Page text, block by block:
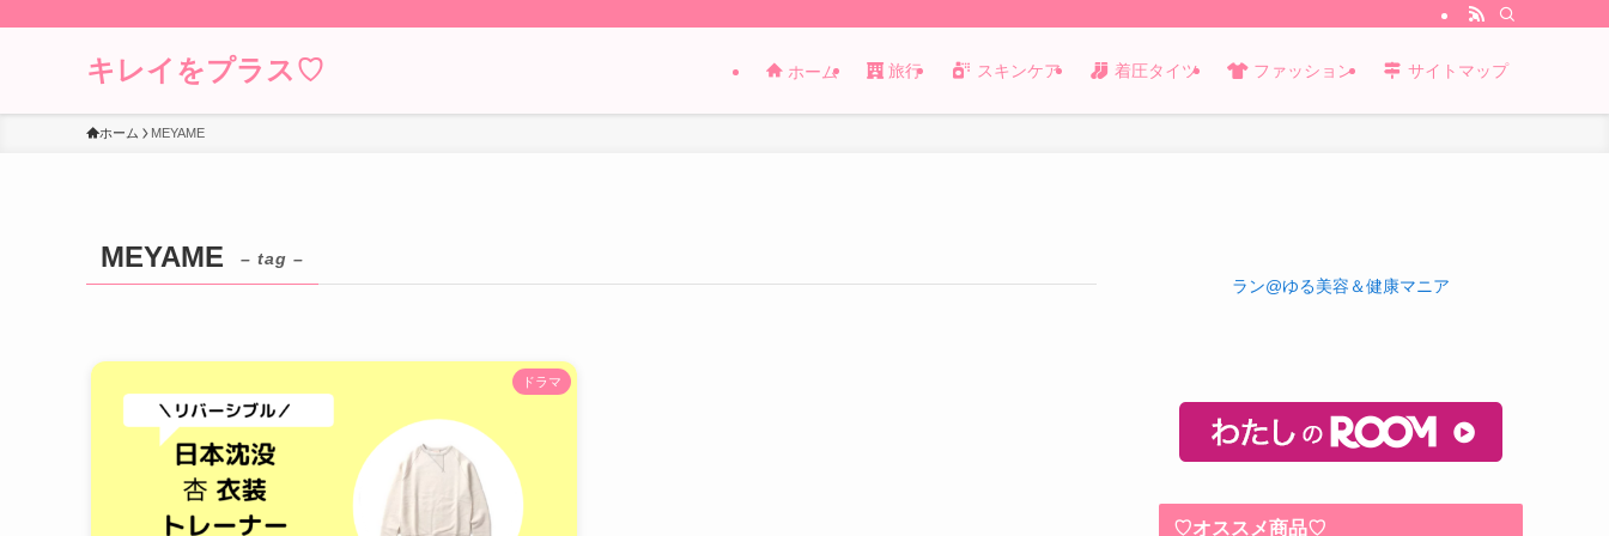
キレイをプラス♡ ホーム 旅行 スキンケア 着圧タイツ ファッション サイトマップ
ホーム MEYAME
MEYAME – tag –
ドラマ
ラン@ゆる美容＆健康マニア
♡オススメ商品♡